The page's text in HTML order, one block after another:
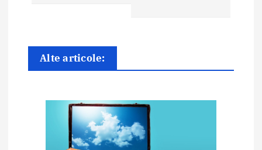
a
Alte articole: